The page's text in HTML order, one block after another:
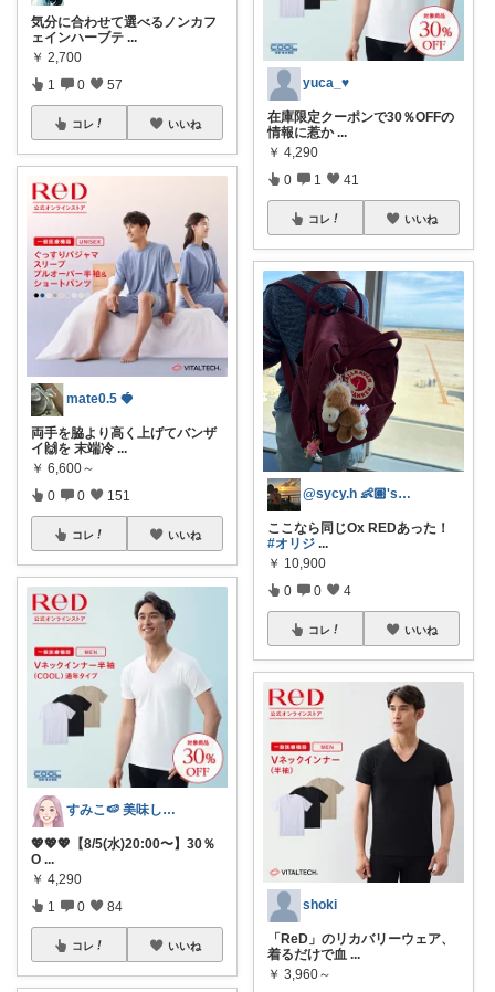
気分に合わせて選べるノンカフ
ェインハーブテ ...
￥ 2,700
1 0 57
コレ いいね
mate0.5 🍓
両手を脇より高く上げてバンザ
イ🙌を 末端冷 ...
￥ 6,600～
0 0 151
コレ いいね
すみこ🍉 美味しいものたくさん🍧
💖💖💖【8/5(水)20:00〜】30％
O ...
￥ 4,290
1 0 84
コレ いいね
yuca_♥
在庫限定クーポンで30％OFFの
情報に惹か ...
￥ 4,290
0 1 41
コレ いいね
@sycy.h 👶🏽's Mom
ここなら同じOx REDあった！
#オリジ ...
￥ 10,900
0 0 4
コレ いいね
shoki
「ReD」のリカバリーウェア、
着るだけで血 ...
￥ 3,960～